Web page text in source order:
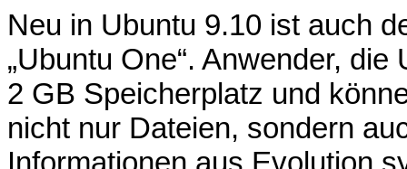
Neu in Ubuntu 9.10 ist auch
„Ubuntu One“. Anwender,
2 GB Speicherplatz und
nicht nur Dateien, sondern
Informationen aus Evolution